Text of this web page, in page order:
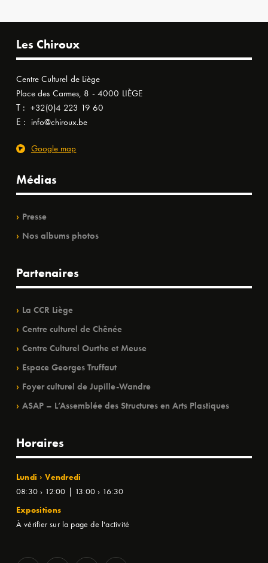
Les Chiroux
Centre Culturel de Liège
Place des Carmes, 8 - 4000 LIÈGE
T : +32(0)4 223 19 60
E : info@chiroux.be
Google map
Médias
Presse
Nos albums photos
Partenaires
La CCR Liège
Centre culturel de Chênée
Centre Culturel Ourthe et Meuse
Espace Georges Truffaut
Foyer culturel de Jupille-Wandre
ASAP – L’Assemblée des Structures en Arts Plastiques
Horaires
Lundi › Vendredi
08:30 › 12:00 | 13:00 › 16:30
Expositions
À vérifier sur la page de l'activité